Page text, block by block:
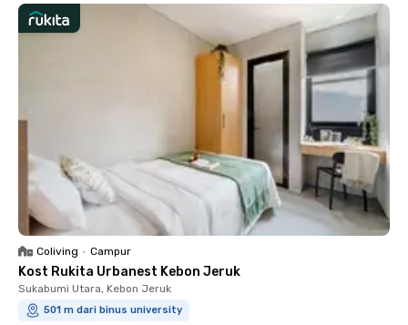
Coliving • Campur
Kost Rukita Urbanest Kebon Jeruk
Sukabumi Utara, Kebon Jeruk
501 m dari binus university